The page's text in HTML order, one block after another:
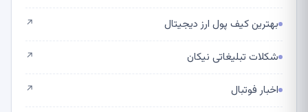
بهترین کیف پول ارز دیجیتال ↗
شکلات تبلیغاتی نیکان ↗
اخبار فوتبال ↗